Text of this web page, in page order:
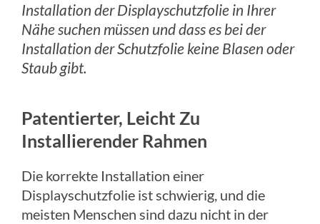
Installation der Displayschutzfolie in Ihrer
Nähe suchen müssen und dass es bei der
Installation der Schutzfolie keine Blasen oder
Staub gibt.
Patentierter, Leicht Zu
Installierender Rahmen
Die korrekte Installation einer
Displayschutzfolie ist schwierig, und die
meisten Menschen sind dazu nicht in der